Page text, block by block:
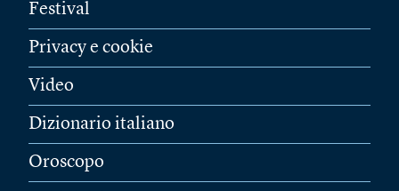
Festival
Privacy e cookie
Video
Dizionario italiano
Oroscopo